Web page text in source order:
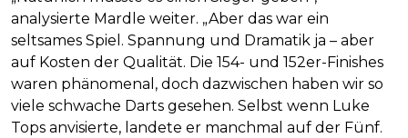
analysierte Mardle weiter. „Aber das war ein
seltsames Spiel. Spannung und Dramatik ja – aber
auf Kosten der Qualität. Die 154- und 152er-Finishes
waren phänomenal, doch dazwischen haben wir so
viele schwache Darts gesehen. Selbst wenn Luke
Tops anvisierte, landete er manchmal auf der Fünf.